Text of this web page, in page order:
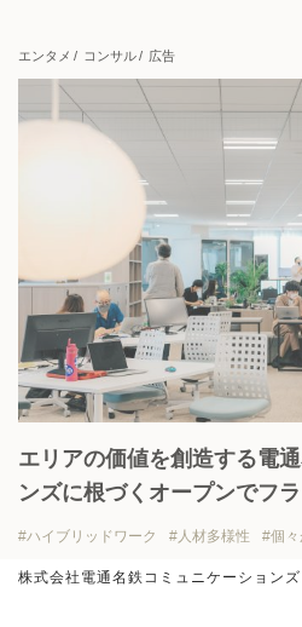
上場企業
地域貢献
View all
エンタメ コンサル 広告
エリアの価値を創造する電
ンズに根づくオープンでフ
ハイブリッドワーク 人材多様性 個々
株式会社電通名鉄コミュニケーションズ